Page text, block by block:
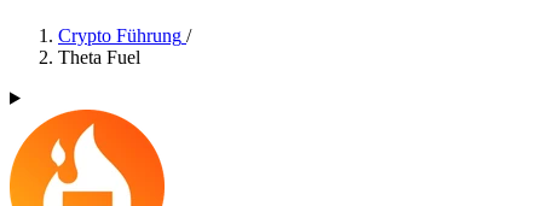
Crypto Führung /
Theta Fuel